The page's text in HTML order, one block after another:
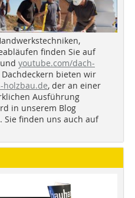
finden Sie auf
und youtube.com/dach-
bieten wir
holzbau.de, der an einer
Ausführung
in unserem Blog
Sie finden uns auch auf